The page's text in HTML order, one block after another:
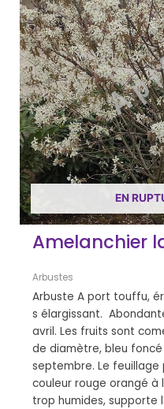
EN
Amelanchier
Arbustes
Arbuste A port touffu,
s élargissant.
avril. Les fruits sont
de diamètre, bleu
septembre. Le
couleur rouge orangé à
trop humides, supporte